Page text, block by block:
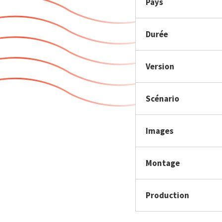
Durée
Version
Scénario
Images
Montage
Production